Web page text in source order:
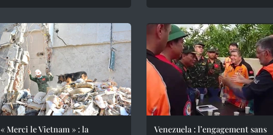
« Merci le Vietnam » : la
Venezuela : l’engagement sans